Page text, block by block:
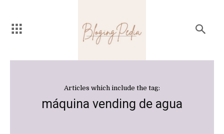
Articles which include the tag:
máquina vending de agua